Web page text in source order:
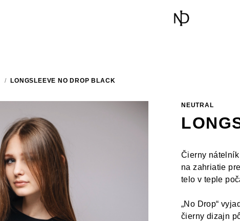
/ LONGSLEEVE NO DROP BLACK
NEUTRAL
Čierny
na zahriatie
telo v teple
„No Drop“
čierny dizajn